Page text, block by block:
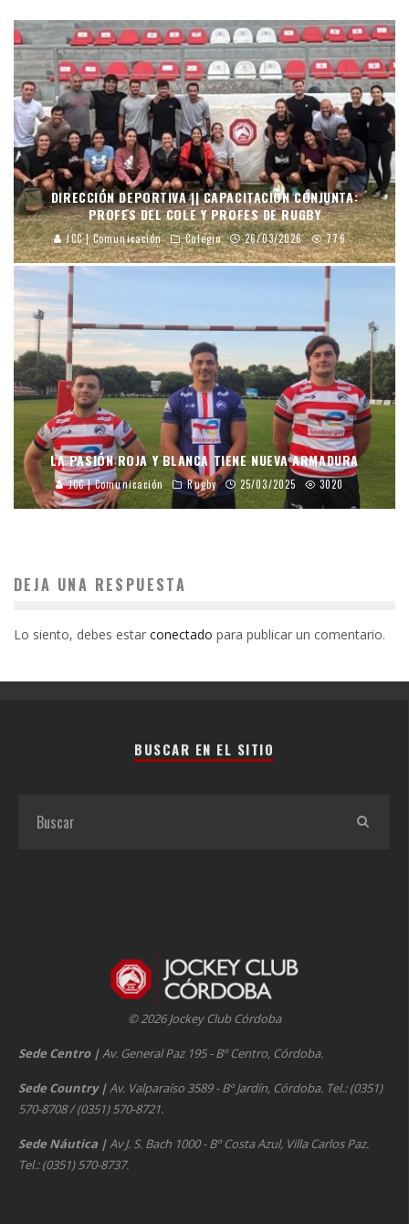
DIRECCIÓN DEPORTIVA || CAPACITACIÓN CONJUNTA:
PROFES DEL COLE Y PROFES DE RUGBY
JCC | Comunicación Colegio 26/03/2026 776
LA PASIÓN ROJA Y BLANCA TIENE NUEVA ARMADURA
JCC | Comunicación Rugby 25/03/2025 3020
DEJA UNA RESPUESTA
Lo siento, debes estar conectado para publicar un comentario.
BUSCAR EN EL SITIO
© 2026 Jockey Club Córdoba
Sede Centro |Av. General Paz 195 - Bº Centro, Córdoba.
Sede Country |Av. Valparaíso 3589 - Bº Jardín, Córdoba. Tel.: (0351)
570-8708 / (0351) 570-8721.
Sede Náutica |Av J. S. Bach 1000 - Bº Costa Azul, Villa Carlos Paz.
Tel.: (0351) 570-8737.